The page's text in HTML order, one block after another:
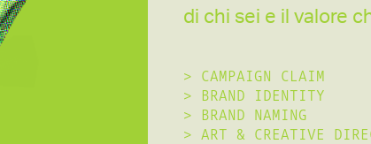
di chi sei e il valore
> CAMPAIGN CLAIM
> BRAND IDENTITY
> BRAND NAMING
> ART & CREATIVE